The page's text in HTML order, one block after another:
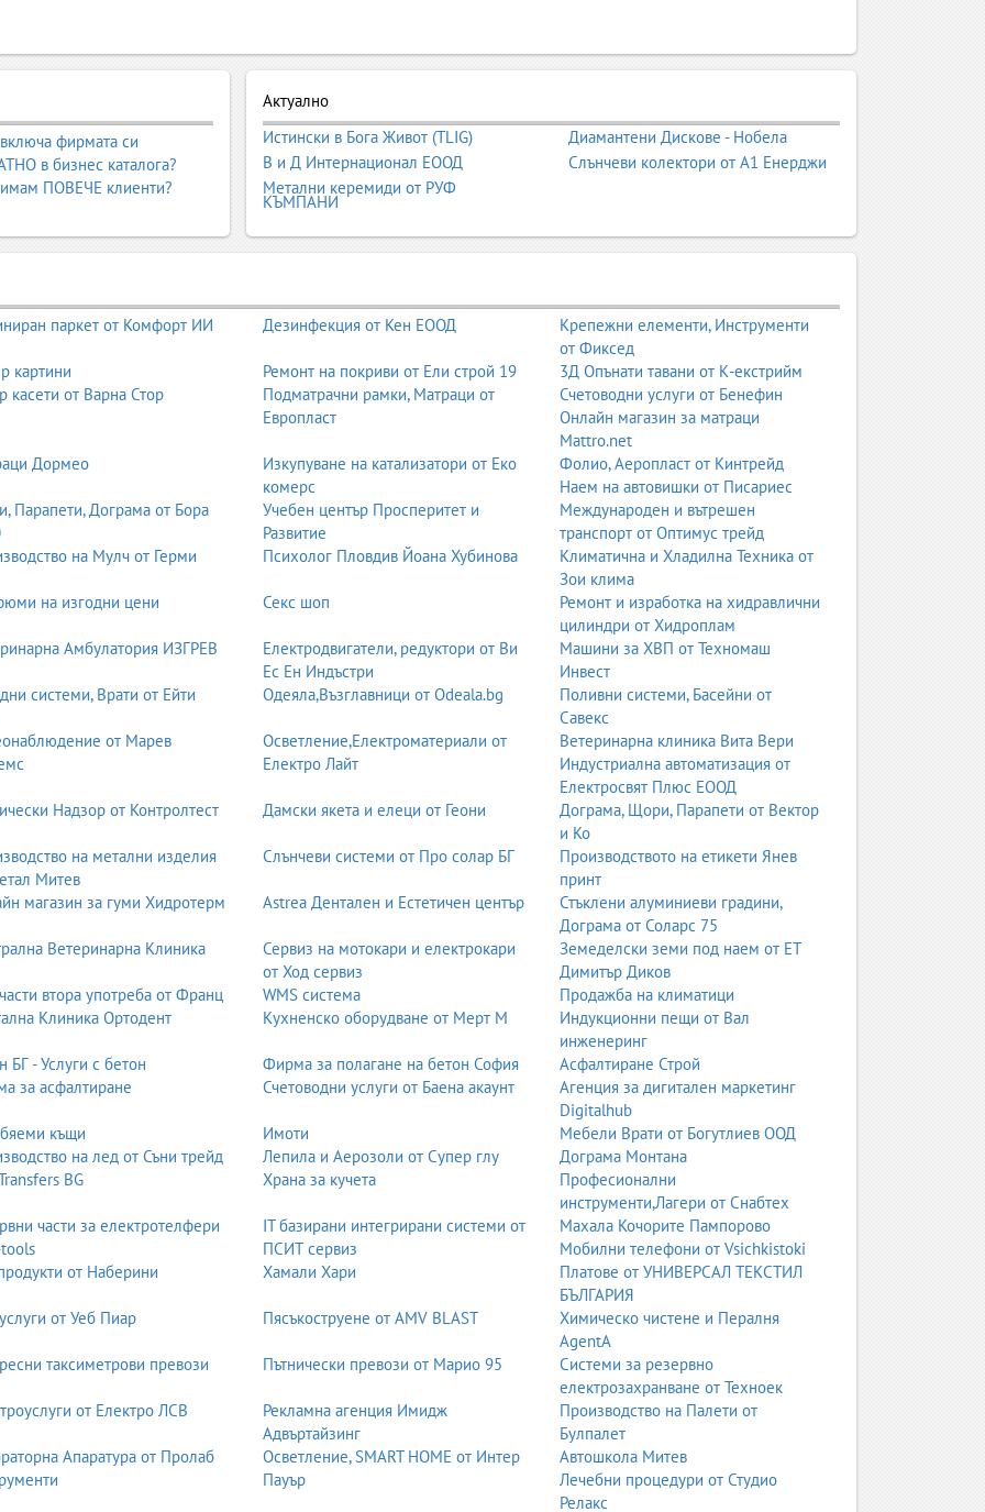
а завръщане към корените на най-добрите традиции.
своя нов път със силно присъствие на чужди мисионерски и частни училища. Американският колеж в София
са били инкубатори на първия български интелектуален и политически елит. Те въвеждат западни
подпомагат изграждането на модерната българска държава.
на XX век са еталон за дисциплина, филологическа подготовка и космополитност. Те формират култура на
частните училища като отговор на нуждата от свобода, иновации и модерни методики. Днес те са
академична строгост със съвременни световни практики.
Кой път е за вашето дете?
философия. В България присъстват няколко основни модела.
/ A-Levels)
в избрани дисциплини. Развива аналитично мислене и академична дисциплина.
в Обединеното кралство и Европа. Силен акцент върху критичното мислене.
/ AP)
участие в спорт, изкуства, доброволчество и дебати. Оценява се цялостното развитие на ученика.
и презентационни способности. Подходяща за ученици, насочени към университети в САЩ или бизнес
Baccalaureate)
програми в света. Учи децата „как да мислят“, а не „какво да мислят“.
свят. Изгражда изследователски умения, работна етика и глобално мислене.
с по-малки групи, засилено езиково обучение и модерни методи.
науки, съчетана с внимание към българската култура и идентичност.
развитие
елементи от образователния процес.
устойчивост, екипност и уважение. Той изгражда физическа култура и самоконтрол, които остават за цял
развиват въображение, емпатия и способност за изразяване. Това е основата на творческото мислене, едно
детето – ценности, поведение и отношение към света.
и разбирането към различните култури са естествена част от ежедневието. Те не просто учат език
фирмата си
в бизнес каталога?
ПОВЕЧЕ клиенти?
Актуално
Истински в Бога Живот (TLIG)
Диамантени Дискове - Нобела
В и Д Интернационал ЕООД
Слънчеви колектори от А1 Енерджи
Метални керемиди от РУФ
КЪМПАНИ
паркет от Комфорт ИИ Дезинфекция от Кен ЕООД
Крепежни елементи, Инструменти
от Фиксед
картини Ремонт на покриви от Ели строй 19
3Д Опънати тавани от К-екстрийм
касети от Варна Стор
Подматрачни рамки, Матраци от
Европласт
Счетоводни услуги от Бенефин
Онлайн магазин за матраци
Mattro.net
Дормео
Изкупуване на катализатори от Еко
комерс
Фолио, Аеропласт от Кинтрейд
Наем на автовишки от Писариес
Парапети, Дограма от Бора
Учебен център Просперитет и
Развитие
Международен и вътрешен
транспорт от Оптимус трейд
на Мулч от Герми Психолог Пловдив Йоана Хубинова
Климатична и Хладилна Техника от
Зои клима
на изгодни цени Секс шоп
Ремонт и изработка на хидравлични
цилиндри от Хидроплам
Амбулатория ИЗГРЕВ
Електродвигатели, редуктори от Ви
Ес Ен Индъстри
Машини за ХВП от Техномаш
Инвест
системи, Врати от Ейти
Одеяла,Възглавници от Odeala.bg
Поливни системи, Басейни от
Савекс
от Марев
Осветление,Електроматериали от
Електро Лайт
Ветеринарна клиника Вита Вери
Индустриална автоматизация от
Електросвят Плюс ЕООД
Надзор от Контролтест Дамски якета и елеци от Геони
Дограма, Щори, Парапети от Вектор
и Ко
на метални изделия
Митев
Слънчеви системи от Про солар БГ
Производството на етикети Янев
принт
магазин за гуми Хидротерм Astrea Дентален и Естетичен център
Стъклени алуминиеви градини,
Дограма от Соларс 75
Ветеринарна Клиника
Сервиз на мотокари и електрокари
от Ход сервиз
Земеделски земи под наем от ЕТ
Димитър Диков
втора употреба от Франц WMS система
Продажба на климатици
Клиника Ортодент Кухненско оборудване от Мерт М
Индукционни пещи от Вал
инженеринг
БГ - Услуги с бетон
Фирма за полагане на бетон София
Асфалтиране Строй
за асфалтиране Счетоводни услуги от Баена акаунт
Агенция за дигитален маркетинг
Digitalhub
къщи Имоти
Мебели Врати от Богутлиев ООД
на лед от Съни трейд
Лепила и Аерозоли от Супер глу
Дограма Монтана
BG Храна за кучета
Професионални
инструменти,Лагери от Снабтех
части за електротелфери
IT базирани интегрирани системи от
ПСИТ сервиз
Махала Кочорите Пампорово
Мобилни телефони от Vsichkistoki
от Наберини Хамали Хари
Платове от УНИВЕРСАЛ ТЕКСТИЛ
БЪЛГАРИЯ
от Уеб Пиар Пясъкоструене от AMV BLAST
Химическо чистене и Пералня
AgentA
таксиметрови превози Пътнически превози от Марио 95
Системи за резервно
електрозахранване от Техноек
от Електро ЛСВ
Рекламна агенция Имидж
Адвъртайзинг
Производство на Палети от
Булпалет
Апаратура от Пролаб
Осветление, SMART HOME от Интер
Пауър
Автошкола Митев
Лечебни процедури от Студио
Релакс